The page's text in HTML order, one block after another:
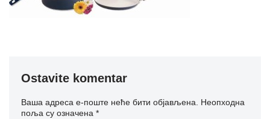
Ostavite komentar
Ваша адреса е-поште неће бити објављена. Неопходна
поља су означена *